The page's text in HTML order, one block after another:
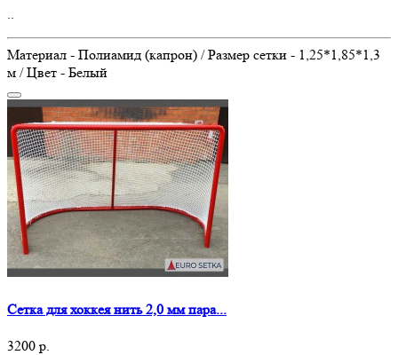
..
Материал - Полиамид (капрон) / Размер сетки - 1,25*1,85*1,3
м / Цвет - Белый
Сетка для хоккея нить 2,0 мм пара...
3200 р.